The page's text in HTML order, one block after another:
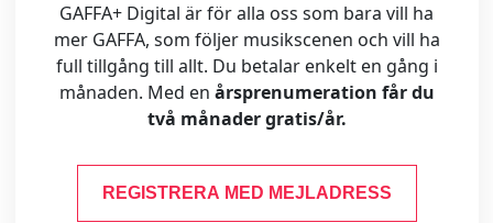
GAFFA+ Digital är för alla oss som bara vill ha
mer GAFFA, som följer musikscenen och vill ha
full tillgång till allt. Du betalar enkelt en gång i
månaden. Med en årsprenumeration får du
två månader gratis/år.
REGISTRERA MED MEJLADRESS